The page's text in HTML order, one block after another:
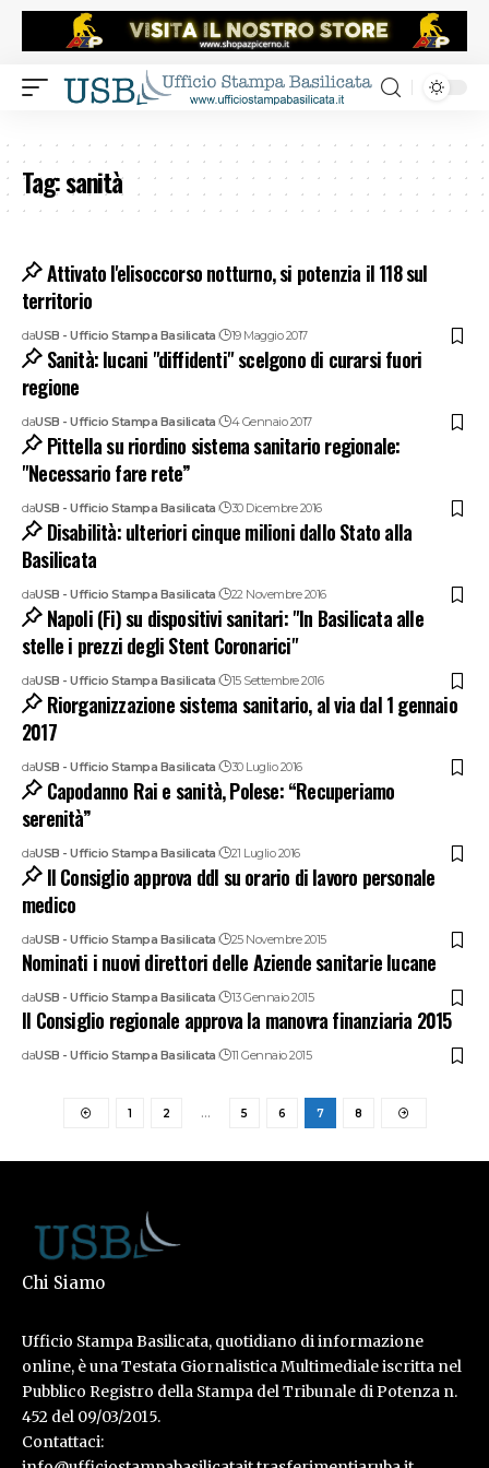
Tag:sanità
Attivato l'elisoccorso notturno, si potenzia il 118 sul
territorio
daUSB - Ufficio Stampa Basilicata 19 Maggio 2017
Sanità: lucani "diffidenti" scelgono di curarsi fuori
regione
daUSB - Ufficio Stampa Basilicata 4 Gennaio 2017
Pittella su riordino sistema sanitario regionale:
"Necessario fare rete”
daUSB - Ufficio Stampa Basilicata 30 Dicembre 2016
Disabilità: ulteriori cinque milioni dallo Stato alla
Basilicata
daUSB - Ufficio Stampa Basilicata 22 Novembre 2016
Napoli (Fi) su dispositivi sanitari: "In Basilicata alle
stelle i prezzi degli Stent Coronarici"
daUSB - Ufficio Stampa Basilicata 15 Settembre 2016
Riorganizzazione sistema sanitario, al via dal 1 gennaio
2017
daUSB - Ufficio Stampa Basilicata 30 Luglio 2016
Capodanno Rai e sanità, Polese: “Recuperiamo
serenità”
daUSB - Ufficio Stampa Basilicata 21 Luglio 2016
Il Consiglio approva ddl su orario di lavoro personale
medico
daUSB - Ufficio Stampa Basilicata 25 Novembre 2015
Nominati i nuovi direttori delle Aziende sanitarie lucane
daUSB - Ufficio Stampa Basilicata 13 Gennaio 2015
Il Consiglio regionale approva la manovra finanziaria 2015
daUSB - Ufficio Stampa Basilicata 11 Gennaio 2015
1 2 … 5 6 7 8
Chi Siamo
Ufficio Stampa Basilicata, quotidiano di informazione
online, è una Testata Giornalistica Multimediale iscritta nel
Pubblico Registro della Stampa del Tribunale di Potenza n.
452 del 09/03/2015.
Contattaci: